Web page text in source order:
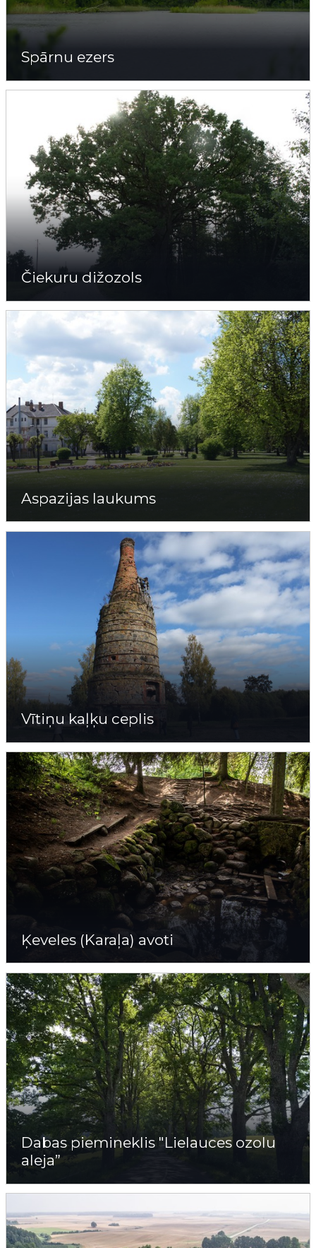
Spārnu ezers
Čiekuru dižozols
Aspazijas laukums
Vītiņu kaļķu ceplis
Ķeveles (Karaļa) avoti
Dabas piemineklis "Lielauces ozolu
aleja”